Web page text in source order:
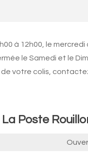
à 12h00, le mercredi
le Samedi et le
votre colis,
Poste